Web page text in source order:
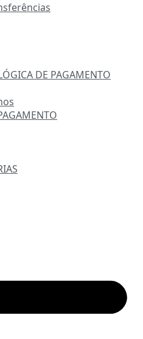
DE PAGAMENTO